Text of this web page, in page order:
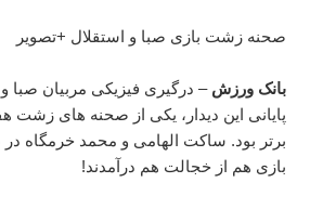
صحنه زشت بازی صبا و استقلال +تصویر
بانک ورزش– درگیری فیزیکی مربیان صبا
پایانی این دیدار، یکی از صحنه های زشت
برتر بود. ساکت الهامی و محمد خرمگاه
بازی هم از خجالت هم درآمدند!